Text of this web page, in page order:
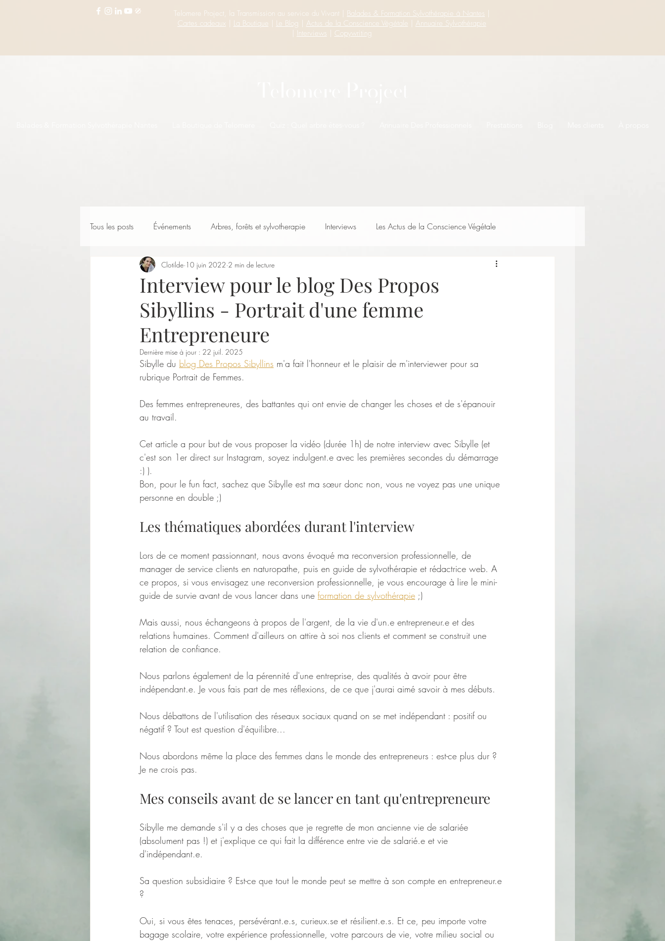
Telomere Project, la Transmission au service du Vivant | Balades & Formation Sylvothérapie à Nantes
Cartes cadeaux
La Boutique Le Blog Actus de la Conscience Végétale
Annuaire Sylvothérapie
Interviews Copywriting
Tous les posts Événements Arbres, forêts et sylvotherapie Interviews Les Actus de la Conscience Végétale
Interview pour le blog Des Propos
Sibyllins - Portrait d'une femme
Entrepreneure
Clotilde 10 juin 2022 2 min de lecture
Dernière mise à jour : 22 juil. 2025
Sibylle du blog Des Propos Sibyllins m'a fait l'honneur et le plaisir de m'interviewer pour sa
rubrique Portrait de Femmes.
Des femmes entrepreneures, des battantes qui ont envie de changer les choses et de s'épanouir
au travail.
Cet article a pour but de vous proposer la vidéo (durée 1h) de notre interview avec Sibylle (et
c'est son 1er direct sur Instagram, soyez indulgent.e avec les premières secondes du démarrage
:) ).
Bon, pour le fun fact, sachez que Sibylle est ma sœur donc non, vous ne voyez pas une unique
personne en double ;)
Les thématiques abordées durant l'interview
Lors de ce moment passionnant, nous avons évoqué ma reconversion professionnelle, de
manager de service clients en naturopathe, puis en guide de sylvothérapie et rédactrice web. A
ce propos, si vous envisagez une reconversion professionnelle, je vous encourage à lire le mini-
guide de survie avant de vous lancer dans une formation de sylvothérapie ;)
Mais aussi, nous échangeons à propos de l'argent, de la vie d'un.e entrepreneur.e et des
relations humaines. Comment d'ailleurs on attire à soi nos clients et comment se construit une
relation de confiance.
Nous parlons également de la pérennité d'une entreprise, des qualités à avoir pour être
indépendant.e. Je vous fais part de mes réflexions, de ce que j'aurai aimé savoir à mes débuts.
Nous débattons de l'utilisation des réseaux sociaux quand on se met indépendant : positif ou
négatif ? Tout est question d'équilibre...
Nous abordons même la place des femmes dans le monde des entrepreneurs : est-ce plus dur ?
Je ne crois pas.
Mes conseils avant de se lancer en tant qu'entrepreneure
Sibylle me demande s'il y a des choses que je regrette de mon ancienne vie de salariée
(absolument pas !) et j'explique ce qui fait la différence entre vie de salarié.e et vie
d'indépendant.e.
Sa question subsidiaire ? Est-ce que tout le monde peut se mettre à son compte en entrepreneur.e
?
Oui, si vous êtes tenaces, persévérant.e.s, curieux.se et résilient.e.s. Et ce, peu importe votre
bagage scolaire, votre expérience professionnelle, votre parcours de vie, votre milieu social ou